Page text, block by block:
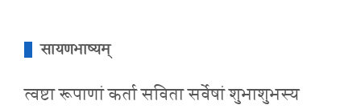
सायणभाष्यम्
त्वष्टा रूपाणां कर्ता सविता सर्वेषां शुभाशुभस्य